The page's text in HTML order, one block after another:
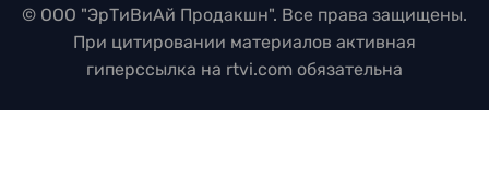
© ООО "ЭрТиВиАй Продакшн". Все права защищены.
При цитировании материалов активная
гиперссылка на rtvi.com обязательна